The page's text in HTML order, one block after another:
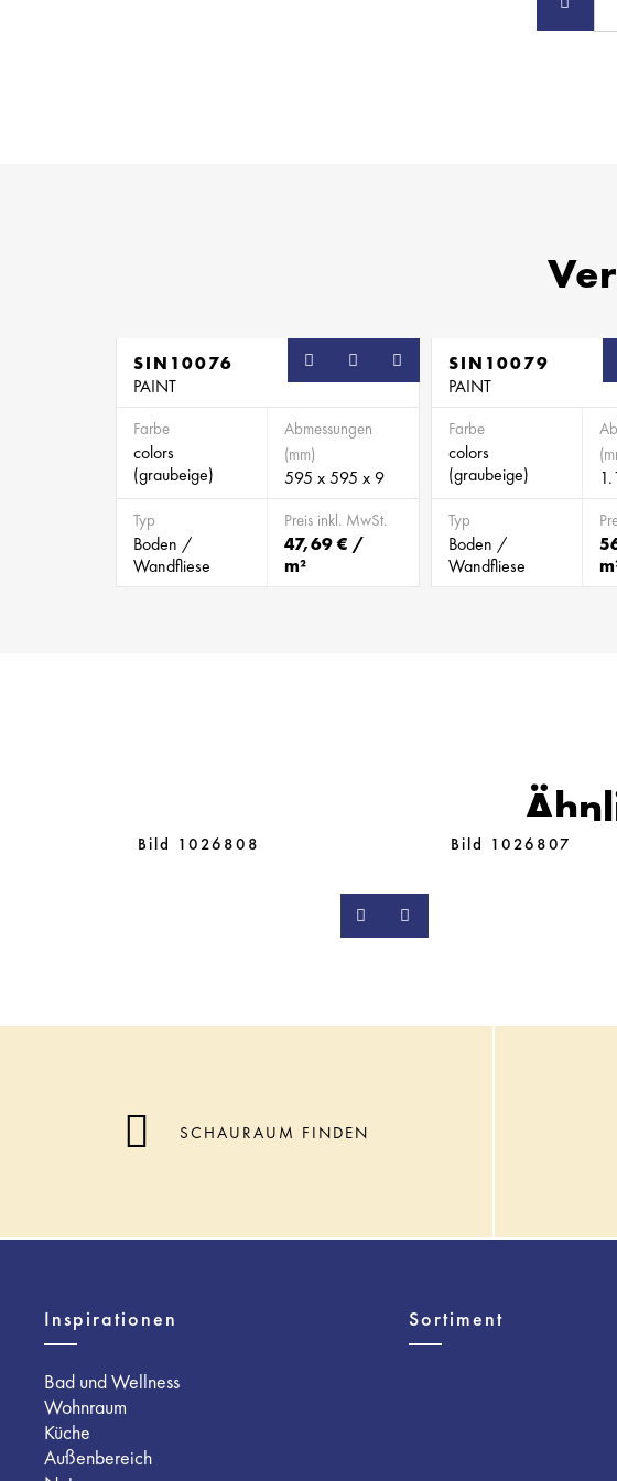
SIN10076
PAINT
Farbe
colors
(graubeige)
Abmessungen
(mm)
595 x 595 x 9
Typ
Boden /
Wandfliese
Preis inkl. MwSt.
47,69 € /
m²
SIN10079
PAINT
Farbe
colors
(graubeige)
Typ
Boden /
Wandfliese
Bild 1026808 Bild 1026807
SCHAURAUM FINDEN
Inspirationen
Bad und Wellness
Wohnraum
Küche
Außenbereich
Sortiment